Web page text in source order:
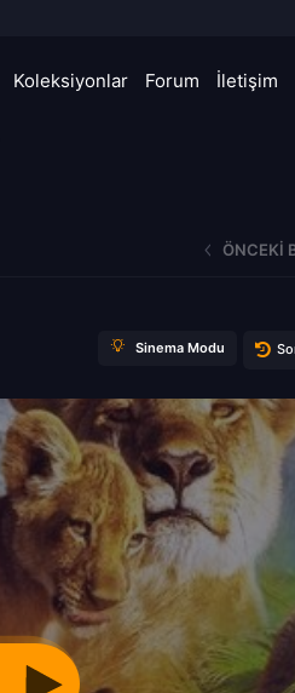
Koleksiyonlar Forum İletişim
ÖNCEKI
Sinema Modu